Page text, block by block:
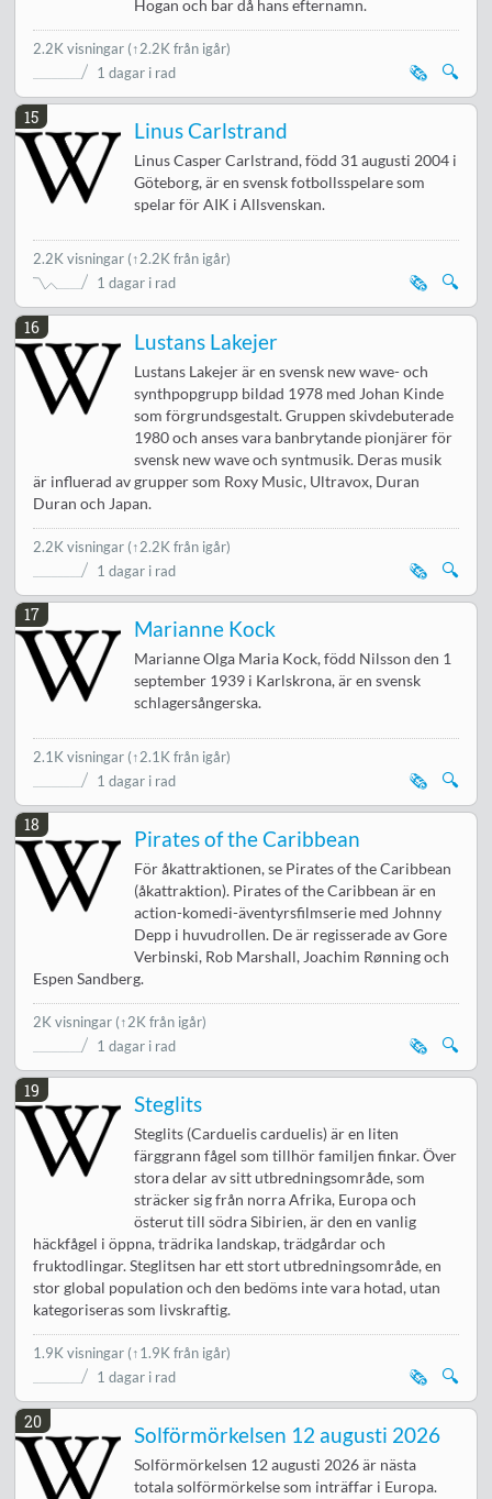
Hogan och bar då hans efternamn.
2.2K visningar (↑2.2K från igår)
1 dagar i rad
🔍
🗞️
15
Linus Carlstrand
Linus Casper Carlstrand, född 31 augusti 2004 i
Göteborg, är en svensk fotbollsspelare som
spelar för AIK i Allsvenskan.
2.2K visningar (↑2.2K från igår)
1 dagar i rad
🔍
🗞️
16
Lustans Lakejer
Lustans Lakejer är en svensk new wave- och
synthpopgrupp bildad 1978 med Johan Kinde
som förgrundsgestalt. Gruppen skivdebuterade
1980 och anses vara banbrytande pionjärer för
svensk new wave och syntmusik. Deras musik
är influerad av grupper som Roxy Music, Ultravox, Duran
Duran och Japan.
2.2K visningar (↑2.2K från igår)
1 dagar i rad
🔍
🗞️
17
Marianne Kock
Marianne Olga Maria Kock, född Nilsson den 1
september 1939 i Karlskrona, är en svensk
schlagersångerska.
2.1K visningar (↑2.1K från igår)
1 dagar i rad
🔍
🗞️
18
Pirates of the Caribbean
För åkattraktionen, se Pirates of the Caribbean
(åkattraktion). Pirates of the Caribbean är en
action-komedi-äventyrsfilmserie med Johnny
Depp i huvudrollen. De är regisserade av Gore
Verbinski, Rob Marshall, Joachim Rønning och
Espen Sandberg.
2K visningar (↑2K från igår)
1 dagar i rad
🔍
🗞️
19
Steglits
Steglits (Carduelis carduelis) är en liten
färggrann fågel som tillhör familjen finkar. Över
stora delar av sitt utbredningsområde, som
sträcker sig från norra Afrika, Europa och
österut till södra Sibirien, är den en vanlig
häckfågel i öppna, trädrika landskap, trädgårdar och
fruktodlingar. Steglitsen har ett stort utbredningsområde, en
stor global population och den bedöms inte vara hotad, utan
kategoriseras som livskraftig.
1.9K visningar (↑1.9K från igår)
1 dagar i rad
🔍
🗞️
20
Solförmörkelsen 12 augusti 2026
Solförmörkelsen 12 augusti 2026 är nästa
totala solförmörkelse som inträffar i Europa.